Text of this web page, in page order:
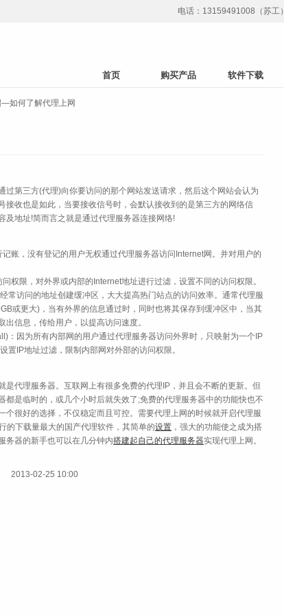
电话：13159491008（苏工）
首页 购买产品 软件下载
如何了解代理上网
第三方(代理)向你要访问的那个网站发送请求，然后这个网站会认为
接收也是如此，当要接收信号时，会默认接收到的是第三方的网络信
及地址!简而言之就是通过代理服务器连接网络!
，没有登记的用户无权通过代理服务器访问Internet网。并对用户的
限，对外界或内部的Internet地址进行过滤，设置不同的访问权限。
访问的地址创建缓冲区，大大提高热门站点的访问效率。通常代理服
或更大)，当有外界的信息通过时，同时也将其保存到缓冲区中，当其
信息，传给用户，以提高访问速度。
因为所有内部网的用户通过代理服务器访问外界时，只映射为一个IP
置IP地址过滤，限制内部网对外部的访问权限。
代理服务器。互联网上有很多免费的代理IP，并且会不断的更新。但
都是临时的，或几个小时后就失效了;免费的代理服务器中的功能快也不
个很好的选择，不仅稳定而且可控。需要代理上网的时候就开启代理服
的下载量最大的国产代理软件，其简单的设置 ，强大的功能使之成为搭
务器的新手也可以在几分钟内搭建起自己的代理服务器实现代理上网。
2013-02-25 10:00